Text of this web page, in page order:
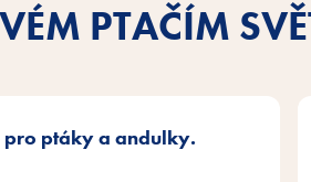
PTAČÍM
pro ptáky a andulky.